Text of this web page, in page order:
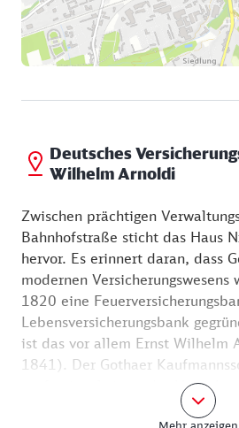
Deutsches
Wilhelm Arnoldi
Zwischen prächtigen
Bahnhofstraße sticht das Haus
hervor. Es erinnert daran, dass
modernen Versicherungswesens
1820 eine
Lebensversicherungsbank
ist das vor allem Ernst Wilhelm
1841). Der Gothaer
professionalisierte das
Jahrhundert und machte
Mehr anzeigen